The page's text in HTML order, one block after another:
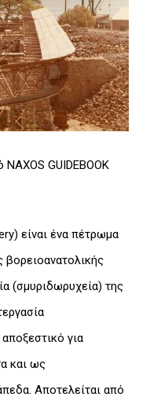
GUIDEBOOK
είναι ένα πέτρωμα
βορειοανατολικής
(σμυριδωρυχεία) της
για
και ως
Αποτελείται από